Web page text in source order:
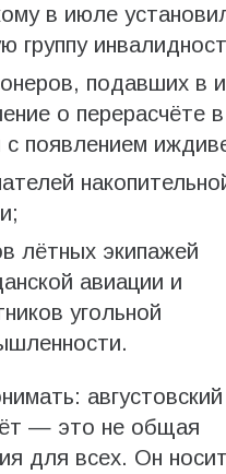
в июле
группу
подавших в
о перерасчёте в
с появлением
лётных экипажей
авиации и
угольной
августовский
— это не общая
для всех. Он носит